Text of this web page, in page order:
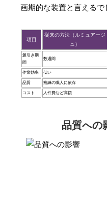
画期的な装置と言えるで
項目
従来の方法（ルミュアージ
ュ）
澱引き期
間
数週間
作業効率 低い
品質 熟練の職人に依存
コスト 人件費など高額
品質への